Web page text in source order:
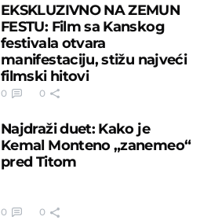
EKSKLUZIVNO NA ZEMUN
FESTU: Film sa Kanskog
festivala otvara
manifestaciju, stižu najveći
filmski hitovi
0 0
Najdraži duet: Kako je
Kemal Monteno „zanemeo“
pred Titom
0 0